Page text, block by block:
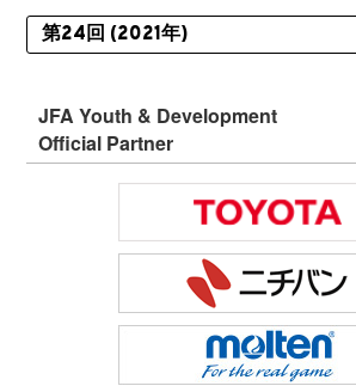
JFA Youth & Development
Official Partner